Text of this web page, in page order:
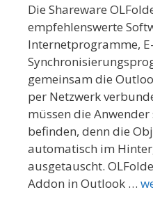
Die Shareware
empfehlenswerte
Internetprogramme,
gemeinsam die
per Netzwerk
müssen die
befinden, denn die
automatisch im
ausgetauscht.
Addon in Outlook …